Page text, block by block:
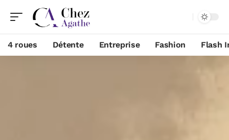
4 roues Détente Entreprise Fashion Flash